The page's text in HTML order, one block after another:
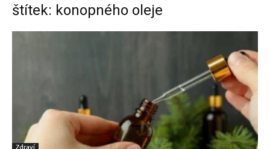
štítek: konopného oleje
Zdraví